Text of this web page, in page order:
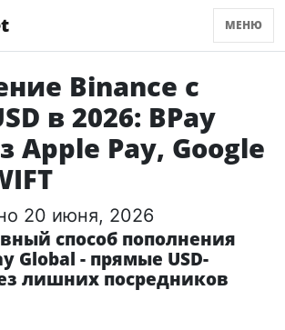
МЕНЮ
Binance с
в 2026: BPay
Apple Pay, Google
20 июня, 2026
способ пополнения
Global - прямые USD-
лишних посредников